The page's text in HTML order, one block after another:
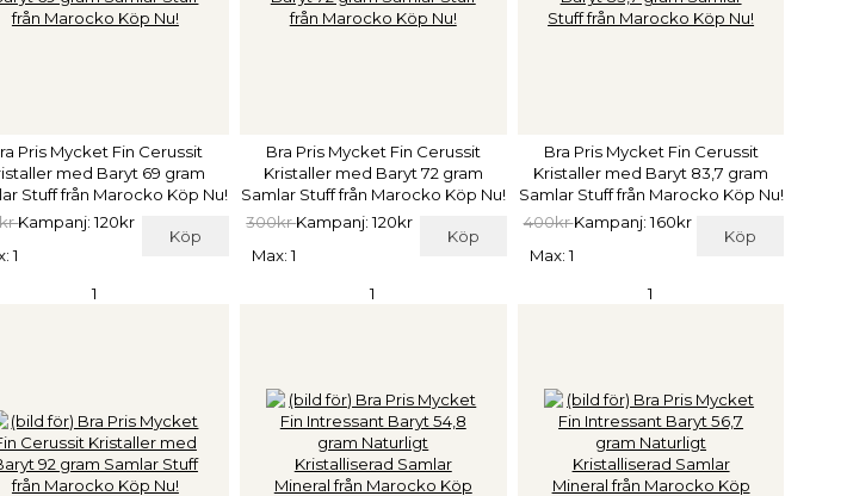
Pris Mycket Fin Cerussit
med Baryt 69 gram
Stuff från Marocko Köp Nu!
Kampanj: 120kr
Köp
1
Bra Pris Mycket Fin Cerussit
Kristaller med Baryt 72 gram
Samlar Stuff från Marocko Köp Nu!
300krKampanj: 120kr
Köp
Max: 1
Bra Pris Mycket Fin Cerussit
Kristaller med Baryt 83,7 gram
Samlar Stuff från Marocko Köp Nu!
400krKampanj: 160kr
Köp
Max: 1
1 1 1